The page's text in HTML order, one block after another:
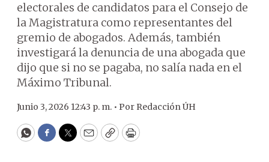
electorales de candidatos para el Consejo de
la Magistratura como representantes del
gremio de abogados. Además, también
investigará la denuncia de una abogada que
dijo que si no se pagaba, no salía nada en el
Máximo Tribunal.
Junio 3, 2026 12:43 p. m. • Por Redacción ÚH
WhatsApp
Facebook
Twitter
EmailCopyPrint